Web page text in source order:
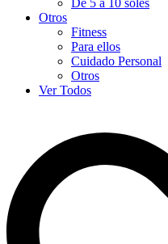
Otros
Fitness
Para ellos
Cuidado Personal
Otros
Ver Todos